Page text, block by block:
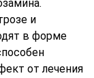
и
в форме
от лечения